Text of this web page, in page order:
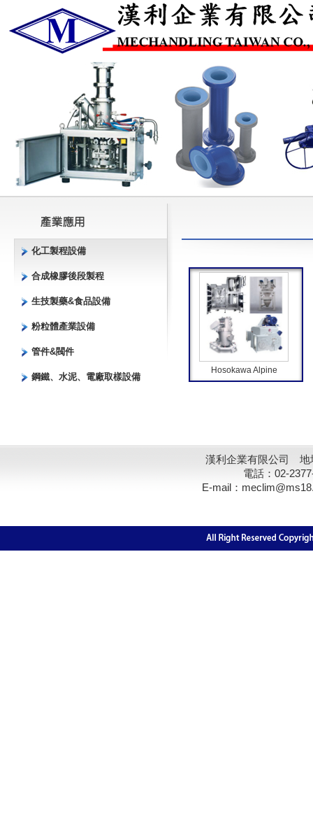
化工製程設備
合成橡膠後段製程
生技製藥&食品設備
粉粒體產業設備
管件&閥件
鋼鐵、水泥、電廠取樣設備
Hosokawa Alpine
漢利企業有限公司 地
電話：02-
E-mail：